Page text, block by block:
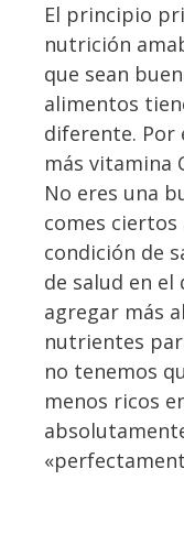
El principio
nutrición
que sean
alimentos
diferente. Por
más vitamina
No eres una
comes ciertos
condición de
de salud en
agregar más
nutrientes
no tenemos
menos ricos